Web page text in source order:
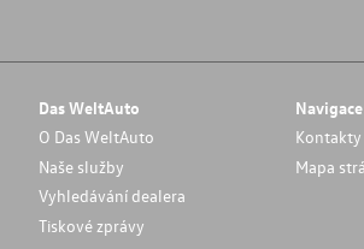
Das WeltAuto
O Das WeltAuto
Naše služby
Vyhledávání dealera
Tiskové zprávy
Kontakty
Mapa